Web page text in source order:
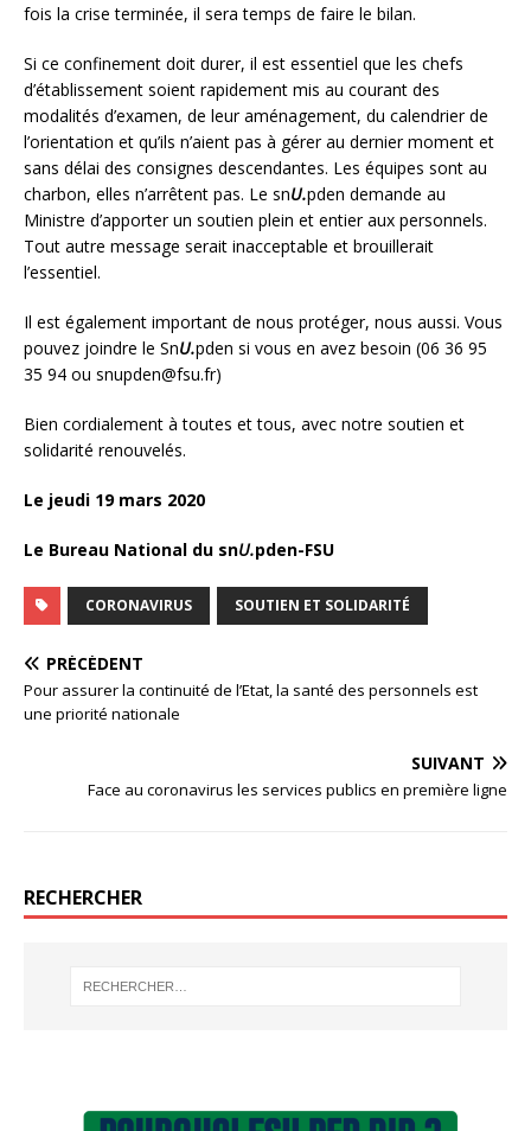
fois la crise terminée, il sera temps de faire le bilan.
Si ce confinement doit durer, il est essentiel que les chefs
d’établissement soient rapidement mis au courant des
modalités d’examen, de leur aménagement, du calendrier de
l’orientation et qu’ils n’aient pas à gérer au dernier moment et
sans délai des consignes descendantes. Les équipes sont au
charbon, elles n’arrêtent pas. Le snU.pden demande au
Ministre d’apporter un soutien plein et entier aux personnels.
Tout autre message serait inacceptable et brouillerait
l’essentiel.
Il est également important de nous protéger, nous aussi. Vous
pouvez joindre le SnU.pden si vous en avez besoin (06 36 95
35 94 ou snupden@fsu.fr)
Bien cordialement à toutes et tous, avec notre soutien et
solidarité renouvelés.
Le jeudi 19 mars 2020
Le Bureau National du snU.pden-FSU
CORONAVIRUS SOUTIEN ET SOLIDARITÉ
PRÉCÉDENT
Pour assurer la continuité de l’Etat, la santé des personnels est
une priorité nationale
SUIVANT
Face au coronavirus les services publics en première ligne
RECHERCHER